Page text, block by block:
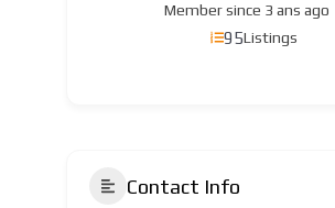
Member since 3 ans ago
95Listings
Contact Info